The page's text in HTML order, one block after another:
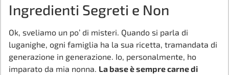
Ingredienti Segreti e Non
Ok, sveliamo un po’ di misteri. Quando si parla di
luganighe, ogni famiglia ha la sua ricetta, tramandata di
generazione in generazione. Io, personalmente, ho
imparato da mia nonna. La base è sempre carne di